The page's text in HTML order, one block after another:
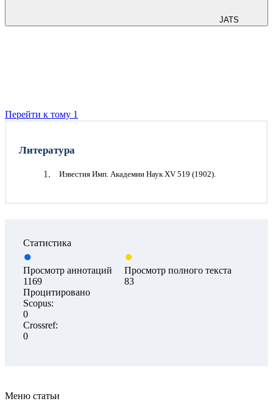
JATS
Перейти к тому 1
Литература
Известия Имп. Академии Наук XV 519 (1902).
Статистика
Просмотр аннотаций
1169
Просмотр полного текста
83
Процитировано
Scopus:
0
Crossref:
0
Меню статьи